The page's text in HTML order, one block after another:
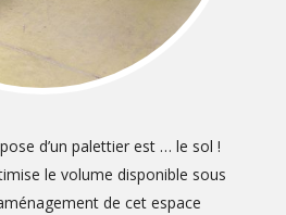
d’un palettier est … le sol !
le volume disponible sous
de cet espace